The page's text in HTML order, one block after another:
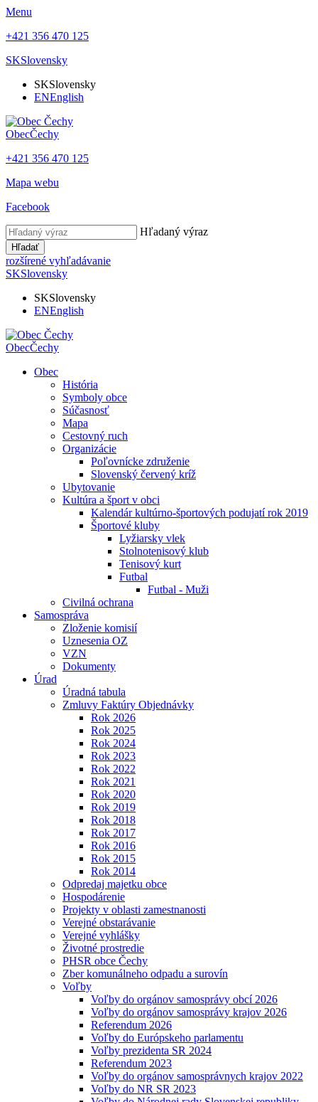
Menu
+421 356 470 125
SKSlovensky
SKSlovensky
ENEnglish
ObecČechy
+421 356 470 125
Mapa webu
Facebook
Hľadaný výraz
Hľadať
rozšírené vyhľadávanie
SKSlovensky
SKSlovensky
ENEnglish
ObecČechy
Obec
História
Symboly obce
Súčasnosť
Mapa
Cestovný ruch
Organizácie
Poľovnícke združenie
Slovenský červený kríž
Ubytovanie
Kultúra a šport v obci
Kalendár kultúrno-športových podujatí rok 2019
Športové kluby
Lyžiarsky vlek
Stolnotenisový klub
Tenisový kurt
Futbal
Futbal - Muži
Civilná ochrana
Samospráva
Zloženie komisií
Uznesenia OZ
VZN
Dokumenty
Úrad
Úradná tabula
Zmluvy Faktúry Objednávky
Rok 2026
Rok 2025
Rok 2024
Rok 2023
Rok 2022
Rok 2021
Rok 2020
Rok 2019
Rok 2018
Rok 2017
Rok 2016
Rok 2015
Rok 2014
Odpredaj majetku obce
Hospodárenie
Projekty v oblasti zamestnanosti
Verejné obstarávanie
Verejné vyhlášky
Životné prostredie
PHSR obce Čechy
Zber komunálneho odpadu a surovín
Voľby
Voľby do orgánov samosprávy obcí 2026
Voľby do orgánov samosprávy krajov 2026
Referendum 2026
Voľby do Európskeho parlamentu
Voľby prezidenta SR 2024
Referendum 2023
Voľby do orgánov samosprávnych krajov 2022
Voľby do NR SR 2023